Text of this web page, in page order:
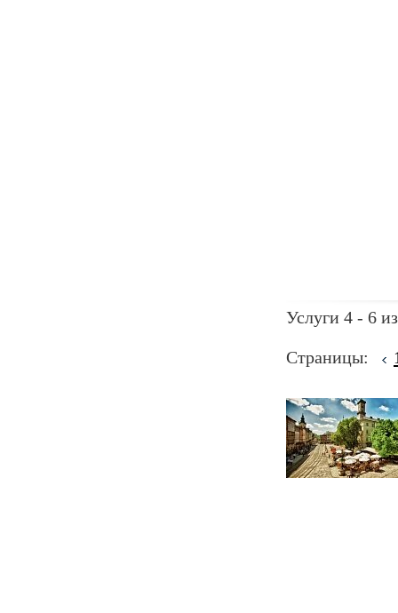
Услуги 4 - 6
Страницы: